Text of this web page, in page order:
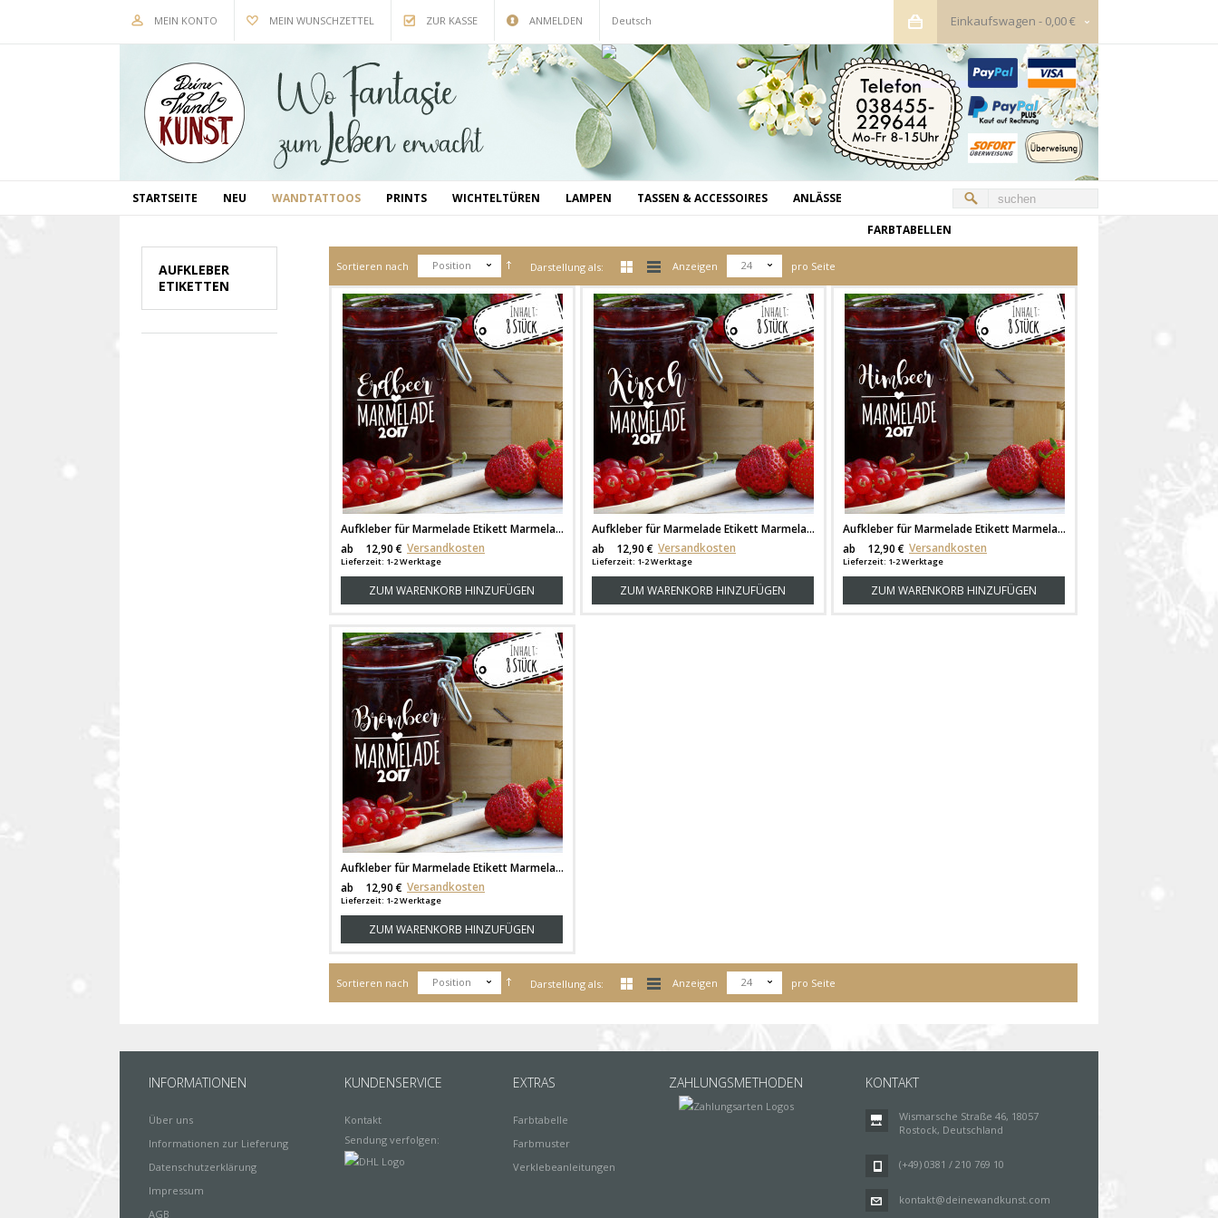
MEIN KONTO MEIN WUNSCHZETTEL ZUR KASSE ANMELDEN Deutsch Einkaufswagen - 0,00 €
STARTSEITE NEU WANDTATTOOS PRINTS WICHTELTÜREN LAMPEN TASSEN & ACCESSOIRES ANLÄSSE
FARBTABELLEN
Sortieren nach Position Darstellung als: Anzeigen 24 pro Seite
Aufkleber für Marmelade Etikett Marmeladenglas Erdbeer Konfitüre ek01
ab
12,90 € Versandkosten
Lieferzeit: 1-2 Werktage
ZUM WARENKORB HINZUFÜGEN
Aufkleber für Marmelade Etikett Marmeladenglas Kirsch Konfitüre ek02
ab
12,90 € Versandkosten
Lieferzeit: 1-2 Werktage
ZUM WARENKORB HINZUFÜGEN
Aufkleber für Marmelade Etikett Marmeladenglas Himbeer Konfitüre ek03
ab
12,90 € Versandkosten
Lieferzeit: 1-2 Werktage
ZUM WARENKORB HINZUFÜGEN
Aufkleber für Marmelade Etikett Marmeladenglas Brombeer Konfitüre ek04
ab
12,90 € Versandkosten
Lieferzeit: 1-2 Werktage
ZUM WARENKORB HINZUFÜGEN
Sortieren nach Position Darstellung als: Anzeigen 24 pro Seite
AUFKLEBER
ETIKETTEN
INFORMATIONEN
Über uns
Informationen zur Lieferung
Datenschutzerklärung
Impressum
AGB
KUNDENSERVICE
Kontakt
Sendung verfolgen:
EXTRAS
Farbtabelle
Farbmuster
Verklebeanleitungen
ZAHLUNGSMETHODEN KONTAKT
Wismarsche Straße 46, 18057
Rostock, Deutschland
(+49) 0381 / 210 769 10
kontakt@deinewandkunst.com